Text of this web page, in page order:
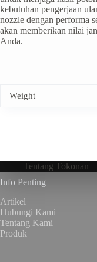
kebutuhan pengerjaan
nozzle dengan performa
akan memberikan nilai
Anda.
Weight
Tentang Tokonan
Info Penting
Artikel
Hubungi Kami
Tentang Kami
Produk